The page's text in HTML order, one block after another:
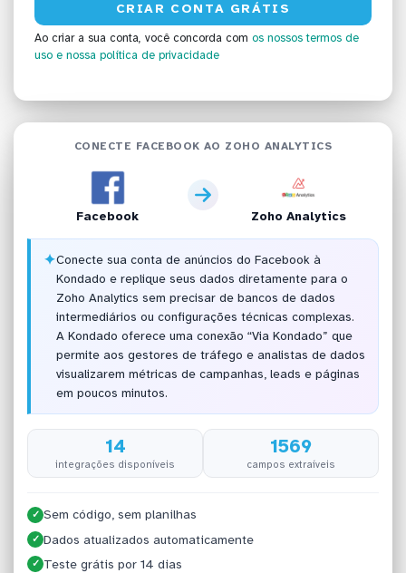
Ao criar a sua conta, você concorda com os nossos termos de
uso e nossa política de privacidade
CONECTE FACEBOOK AO ZOHO ANALYTICS
Facebook Zoho Analytics
✦Conecte sua conta de anúncios do Facebook à
Kondado e replique seus dados diretamente para o
Zoho Analytics sem precisar de bancos de dados
intermediários ou configurações técnicas complexas.
A Kondado oferece uma conexão “Via Kondado” que
permite aos gestores de tráfego e analistas de dados
visualizarem métricas de campanhas, leads e páginas
em poucos minutos.
14
integrações disponíveis
1569
campos extraíveis
✓ Sem código, sem planilhas
✓ Dados atualizados automaticamente
✓ Teste grátis por 14 dias